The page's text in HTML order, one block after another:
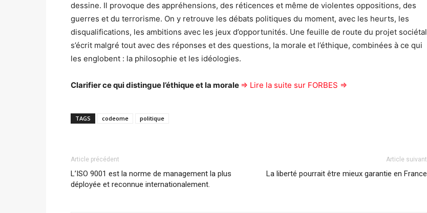
dessine. Il provoque des appréhensions, des réticences et même de violentes oppositions, des
guerres et du terrorisme. On y retrouve les débats politiques du moment, avec les heurts, les
disqualifications, les ambitions avec les jeux d’opportunités. Une feuille de route du projet sociétal
s’écrit malgré tout avec des réponses et des questions, la morale et l’éthique, combinées à ce qui
les englobent : la philosophie et les idéologies.
Clarifier ce qui distingue l’éthique et la morale => Lire la suite sur FORBES =>
TAGS codeome politique
Article précédent
L’ISO 9001 est la norme de management la plus
déployée et reconnue internationalement.
Article suivant
La liberté pourrait être mieux garantie en France